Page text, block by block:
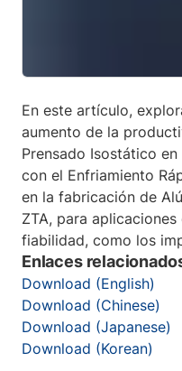
En este artículo,
aumento de la
Prensado Isostático
con el Enfriamiento
en la fabricación de
ZTA, para
fiabilidad, como los
Enlaces
Download (English)
Download (Chinese)
Download (Japanese)
Download (Korean)